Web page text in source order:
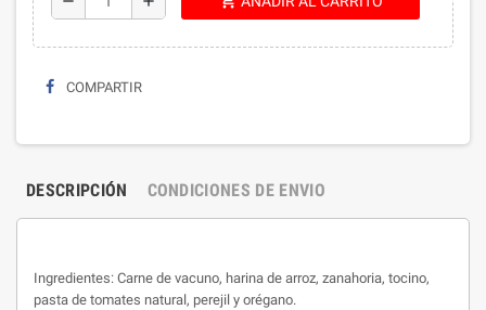
COMPARTIR
DESCRIPCIÓN CONDICIONES DE ENVIO
Ingredientes: Carne de vacuno, harina de arroz, zanahoria, tocino,
pasta de tomates natural, perejil y orégano.